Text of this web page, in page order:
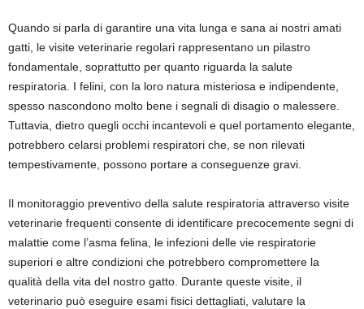
Quando si parla di garantire una vita lunga e sana ai nostri amati
gatti, le visite veterinarie regolari rappresentano un pilastro
fondamentale, soprattutto per quanto riguarda la salute
respiratoria. I felini, con la loro natura misteriosa e indipendente,
spesso nascondono molto bene i segnali di disagio o malessere.
Tuttavia, dietro quegli occhi incantevoli e quel portamento elegante,
potrebbero celarsi problemi respiratori che, se non rilevati
tempestivamente, possono portare a conseguenze gravi.
Il monitoraggio preventivo della salute respiratoria attraverso visite
veterinarie frequenti consente di identificare precocemente segni di
malattie come l’asma felina, le infezioni delle vie respiratorie
superiori e altre condizioni che potrebbero compromettere la
qualità della vita del nostro gatto. Durante queste visite, il
veterinario può eseguire esami fisici dettagliati, valutare la